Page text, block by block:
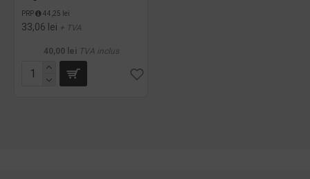
PRP 44,25 lei
33,06 lei + TVA
40,00 lei TVA inclus